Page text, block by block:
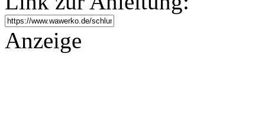
Anzeige